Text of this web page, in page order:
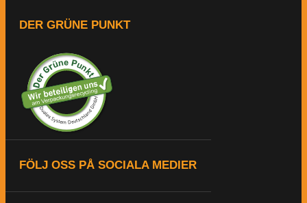
DER GRÜNE PUNKT
FÖLJ OSS PÅ SOCIALA MEDIER